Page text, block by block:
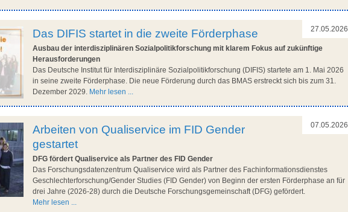
27.05.2026
Das DIFIS startet in die zweite Förderphase
Ausbau der interdisziplinären Sozialpolitikforschung mit klarem Fokus auf zukünftige
Herausforderungen
Das Deutsche Institut für Interdisziplinäre Sozialpolitikforschung (DIFIS) startete am 1. Mai 2026
in seine zweite Förderphase. Die neue Förderung durch das BMAS erstreckt sich bis zum 31.
Dezember 2029. Mehr lesen ...
07.05.2026
Arbeiten von Qualiservice im FID Gender
gestartet
DFG fördert Qualiservice als Partner des FID Gender
Das Forschungsdatenzentrum Qualiservice wird als Partner des Fachinformationsdienstes
Geschlechterforschung/Gender Studies (FID Gender) von Beginn der ersten Förderphase an für
drei Jahre (2026-28) durch die Deutsche Forschungsgemeinschaft (DFG) gefördert.
Mehr lesen ...